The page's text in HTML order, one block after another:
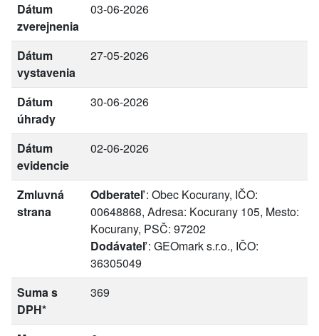
Dátum
zverejnenia
03-06-2026
Dátum
vystavenia
27-05-2026
Dátum
úhrady
30-06-2026
Dátum
evidencie
02-06-2026
Zmluvná
strana
Odberateľ: Obec Kocurany, IČO:
00648868, Adresa: Kocurany 105, Mesto:
Kocurany, PSČ: 97202
Dodávateľ: GEOmark s.r.o., IČO:
36305049
Suma s
DPH*
369